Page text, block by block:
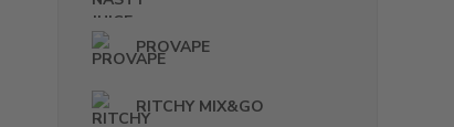
PROVAPE
RITCHY MIX&GO